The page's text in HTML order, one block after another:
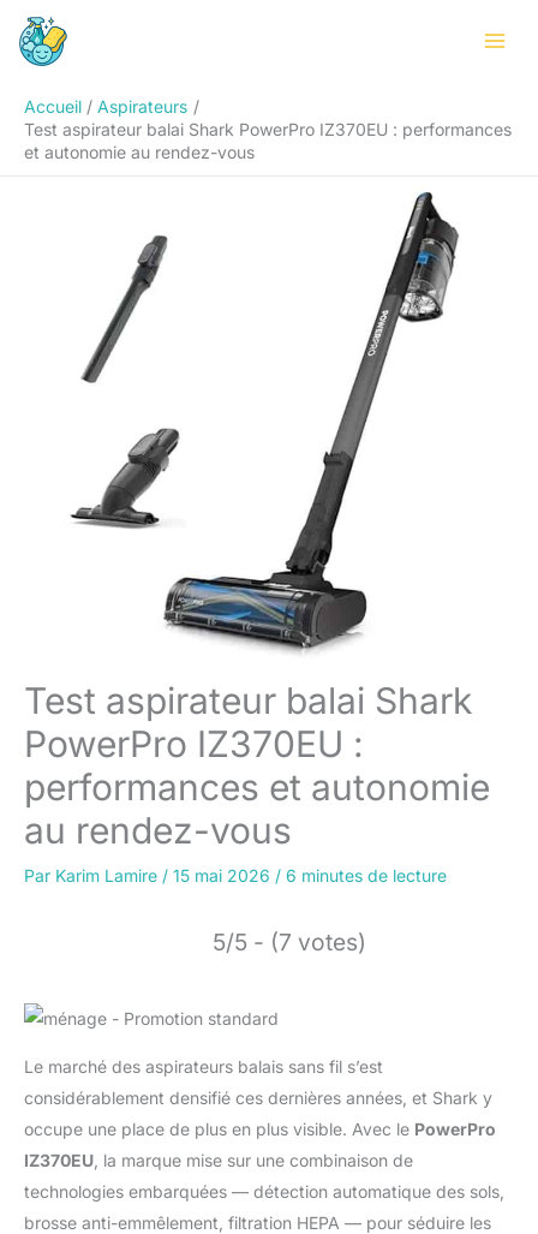
Aller
Accueil
Aspirateurs
Test aspirateur balai Shark PowerPro IZ370EU : performances
et autonomie au rendez-vous
Test aspirateur balai Shark
PowerPro IZ370EU :
performances et autonomie
au rendez-vous
Par Karim Lamire / 15 mai 2026 / 6 minutes de lecture
5/5 - (7 votes)
Le marché des aspirateurs balais sans fil s’est
considérablement densifié ces dernières années, et Shark y
occupe une place de plus en plus visible. Avec le PowerPro
IZ370EU , la marque mise sur une combinaison de
technologies embarquées — détection automatique des sols,
brosse anti-emmêlement, filtration HEPA — pour séduire les
Rechercher